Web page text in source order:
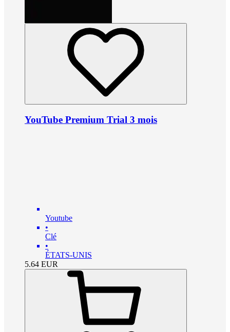
YouTube Premium Trial 3 mois
Youtube
•
Clé
•
ÉTATS-UNIS
5.64 EUR